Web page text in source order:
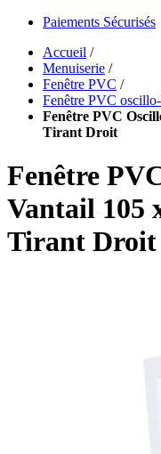
Paiements Sécurisés
Accueil /
Menuiserie /
Fenêtre PVC /
Fenêtre PVC
Fenêtre PVC
Tirant Droit
Fenêtre
Vantail 105
Tirant Droit